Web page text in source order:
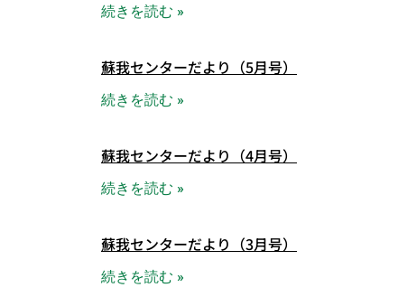
続きを読む »
蘇我センターだより（5月号）
続きを読む »
蘇我センターだより（4月号）
続きを読む »
蘇我センターだより（3月号）
続きを読む »